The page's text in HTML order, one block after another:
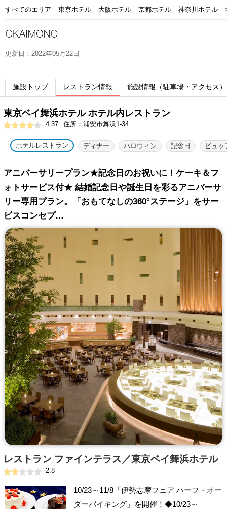
すべてのエリア 東京ホテル 大阪ホテル 京都ホテル 神奈川ホテル
更新日：2022年05月22日
施設トップ レストラン情報 施設情報（駐車場・アクセス）
東京ベイ舞浜ホテル ホテル内レストラン
4.37 住所：浦安市舞浜1-34
ホテルレストラン ディナー ハロウィン 記念日 ビュッ
アニバーサリープラン★記念日のお祝いに！ケーキ＆フ
ォトサービス付★ 結婚記念日や誕生日を彩るアニバーサ
リー専用プラン。「おもてなしの360°ステージ」をサー
ビスコンセプ…
レストラン ファインテラス／東京ベイ舞浜ホテル
2.8
10/23～11/8「伊勢志摩フェア ハーフ・オー
ダーバイキング」を開催！◆10/23～